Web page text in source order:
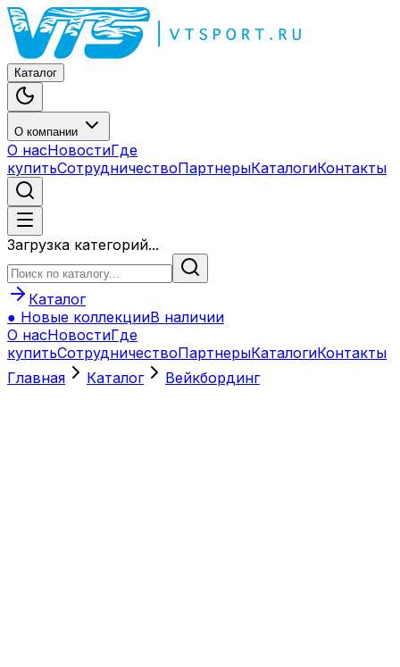
Каталог
О компании
О насНовостиГде
купитьСотрудничествоПартнерыКаталогиКонтакты
Загрузка категорий...
Каталог
● Новые коллекцииВ наличии
О насНовостиГде
купитьСотрудничествоПартнерыКаталогиКонтакты
Главная
Каталог Вейкбординг